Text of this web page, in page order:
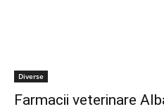
Diverse
Farmacii veterinare